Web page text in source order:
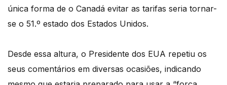
única forma de o Canadá evitar as tarifas seria tornar-
se o 51.º estado dos Estados Unidos.
Desde essa altura, o Presidente dos EUA repetiu os
seus comentários em diversas ocasiões, indicando